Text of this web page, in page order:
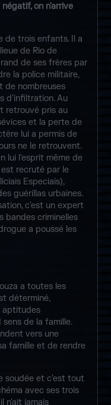
on n'arrive
de trois enfants. Il a
de Rio de
de ses frères par
la police militaire,
de nombreuses
d'infiltration. Au
retrouvé pris au
et la perte de
lui a permis de
ne le retrouvent.
lui l'esprit même de
est recruté par le
Especiais),
guérillas urbaines.
c'est un expert
bandes criminelles
a poussé les
a toutes les
déterminé,
aptitudes
de la famille.
vers une
famille et de rendre
soudée et c'est tout
avec ses trois
n'ait jamais